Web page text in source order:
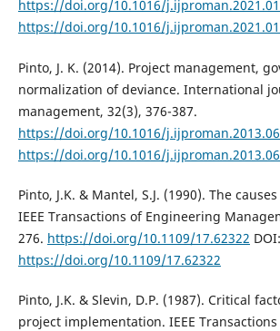
https://doi.org/10.1016/
https://doi.org/10.1016/
Pinto, J. K. (2014). Project management,
normalization of deviance. International
management, 32(3), 376-387.
https://doi.org/10.1016/
https://doi.org/10.1016/
Pinto, J.K. & Mantel, S.J. (1990). The
IEEE Transactions of Engineering
276. https://doi.org/10.1109/17.62322 DOI:
https://doi.org/10.1109/17.62322
Pinto, J.K. & Slevin, D.P. (1987). Critical
project implementation. IEEE